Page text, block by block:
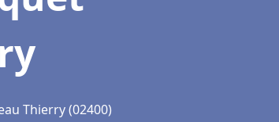
Thierry (02400)